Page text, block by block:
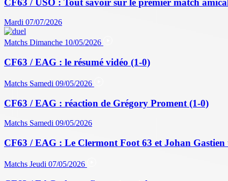
CF63 / USO : Tout savoir sur le premier match
Mardi 07/07/2026
Matchs Dimanche 10/05/2026
CF63 / EAG : le résumé vidéo (1-0)
Matchs Samedi 09/05/2026
CF63 / EAG : réaction de Grégory Proment (1-0)
Matchs Samedi 09/05/2026
CF63 / EAG : Le Clermont Foot 63 et Johan
Matchs Jeudi 07/05/2026